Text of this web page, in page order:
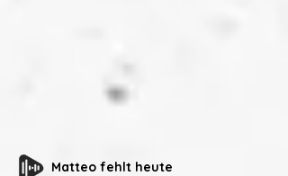
Matteo fehlt heute